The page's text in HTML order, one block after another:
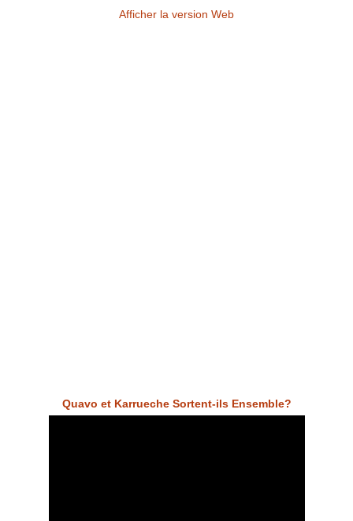
Afficher la version Web
Quavo et Karrueche Sortent-ils Ensemble?